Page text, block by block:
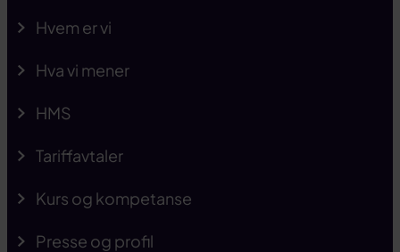
Hvem er vi
Hva vi mener
HMS
Tariffavtaler
Kurs og kompetanse
Presse og profil